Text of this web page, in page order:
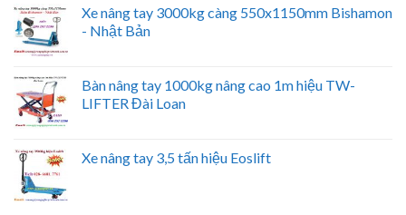
Xe nâng tay 3000kg càng 550x1150mm Bishamon
- Nhật Bản
Bàn nâng tay 1000kg nâng cao 1m hiệu TW-
LIFTER Đài Loan
Xe nâng tay 3,5 tấn hiệu Eoslift